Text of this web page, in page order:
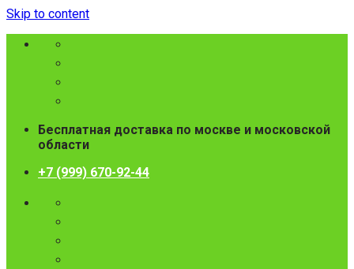
Skip to content
Бесплатная доставка по москве и московской
области
+7 (999) 670-92-44